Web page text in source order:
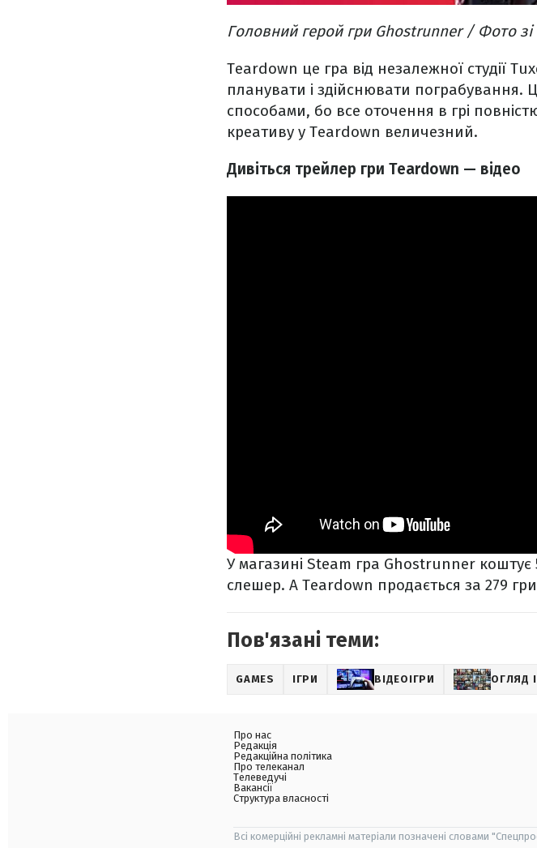
Головний герой гри Ghostrunner / Фото зі
Teardown це гра від незалежної студії
планувати і здійснювати пограбування.
способами, бо все оточення в грі
креативу у Teardown величезний.
Дивіться трейлер гри Teardown — відео
У магазині Steam гра Ghostrunner
слешер. А Teardown продається за 279
Пов'язані теми:
GAMES ІГРИ ВІДЕОІГРИ ОГЛЯД
Про нас
Редакція
Редакційна політика
Про телеканал
Телеведучі
Вакансії
Структура власності
Всі комерційні рекламні матеріали позначені словами